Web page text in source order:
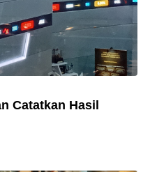
Catatkan Hasil